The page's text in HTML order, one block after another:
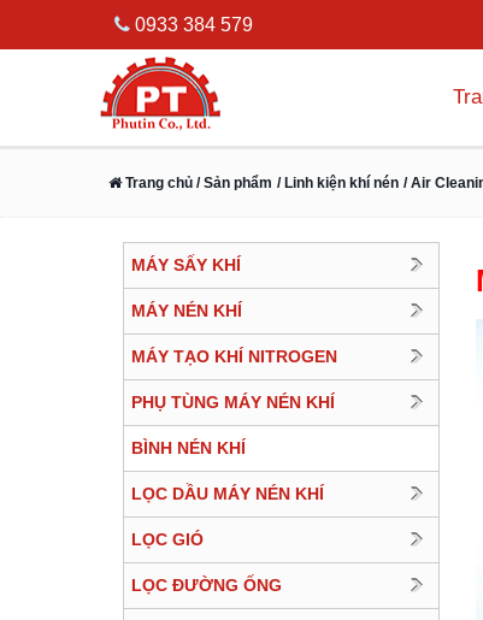
0933 384 579
Trang chủ / Sản phẩm / Linh kiện khí nén / Air
MÁY SẤY KHÍ
MÁY NÉN KHÍ
MÁY TẠO KHÍ NITROGEN
PHỤ TÙNG MÁY NÉN KHÍ
BÌNH NÉN KHÍ
LỌC DẦU MÁY NÉN KHÍ
LỌC GIÓ
LỌC ĐƯỜNG ỐNG